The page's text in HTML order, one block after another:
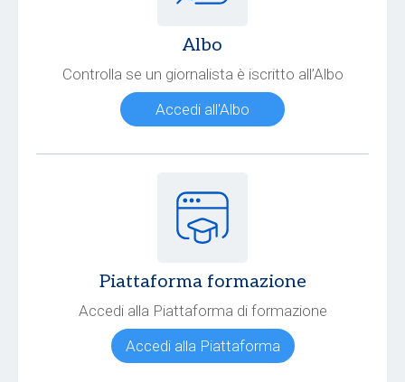
Albo
Controlla se un giornalista è iscritto all’Albo
Accedi all'Albo
Piattaforma formazione
Accedi alla Piattaforma di formazione
Accedi alla Piattaforma